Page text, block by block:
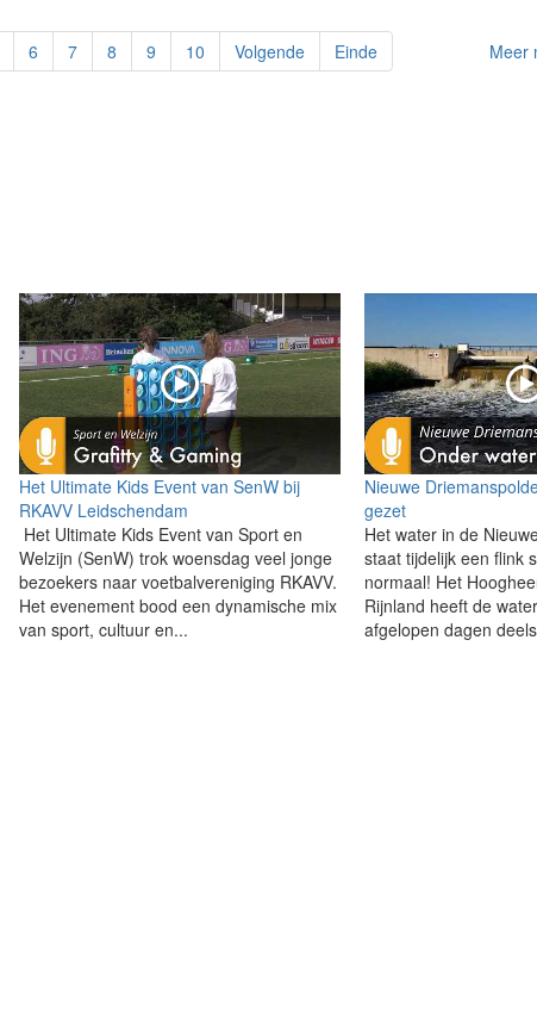
6 7 8 9 10 Volgende Einde Meer
Het Ultimate Kids Event van SenW bij
RKAVV Leidschendam
Het Ultimate Kids Event van Sport en
Welzijn (SenW) trok woensdag veel jonge
bezoekers naar voetbalvereniging RKAVV.
Het evenement bood een dynamische mix
van sport, cultuur en...
Nieuwe
gezet
Het water in de
staat tijdelijk een flink
normaal! Het
Rijnland heeft de
afgelopen dagen